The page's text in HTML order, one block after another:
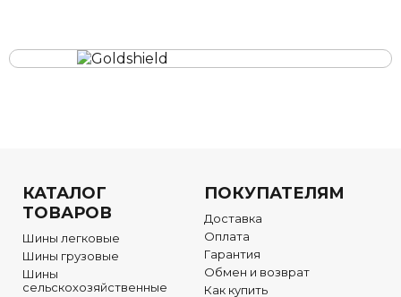
КАТАЛОГ
ТОВАРОВ
Шины легковые
Шины грузовые
Шины
сельскохозяйственные
ПОКУПАТЕЛЯМ
Доставка
Оплата
Гарантия
Обмен и возврат
Как купить